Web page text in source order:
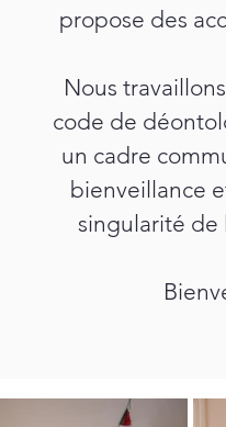
propose des
Nous
code de
un cadre
bienveillance
singularité de